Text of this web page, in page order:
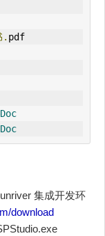
. pdf
集成开发环
download